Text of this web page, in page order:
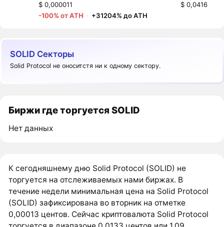
$ 0,000011
$ 0,0416
-100% от ATH · +31204% до ATH
SOLID Секторы
Solid Protocol не оноситстя ни к одному сектору.
Биржи где торгуется SOLID
Нет данных
К сегодняшнему дню Solid Protocol (SOLID) не
торгуется на отслеживаемых нами биржах. В
течение недели минимальная цена на Solid Protocol
(SOLID) зафиксирована во вторник на отметке
0,00013 центов. Сейчас криптовалюта Solid Protocol